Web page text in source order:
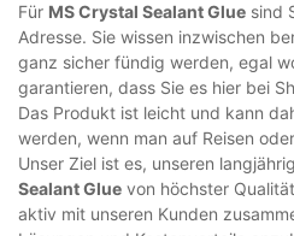
Für MS Crystal Sealant Glue sind
Adresse. Sie wissen inzwischen
ganz sicher fündig werden, egal
garantieren, dass Sie es hier bei
Das Produkt ist leicht und kann
werden, wenn man auf Reisen
Unser Ziel ist es, unseren
Sealant Glue von höchster
aktiv mit unseren Kunden